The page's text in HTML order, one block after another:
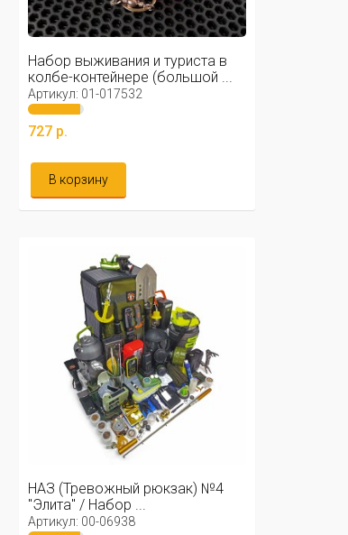
Набор выживания и туриста в
колбе-контейнере (большой ...
Артикул: 01-017532
727 р.
В корзину
НАЗ (Тревожный рюкзак) №4
"Элита" / Набор ...
Артикул: 00-06938